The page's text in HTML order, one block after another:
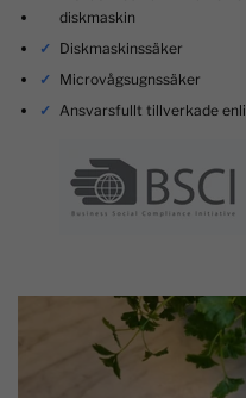
diskmaskin
Diskmaskinssäker
Microvågsugnssäker
Ansvarsfullt tillverkade